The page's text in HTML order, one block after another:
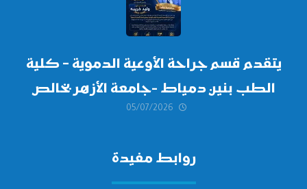
يتقدم قسم جراحة الأوعية الدموية – كلية
الطب بنين دمياط -جامعة الأزهر بخالص
التهنئة وأصدق الأمنيات إلى الأستاذ
05/07/2026
روابط مفيدة